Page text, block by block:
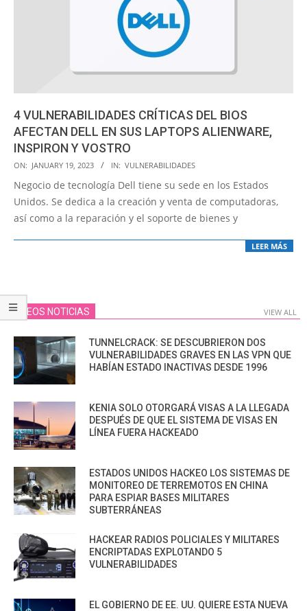
4 VULNERABILIDADES CRÍTICAS DEL BIOS
AFECTAN DELL EN SUS LAPTOPS ALIENWARE,
INSPIRON Y VOSTRO
2023-
01-
19
ON: JANUARY 19, 2023 IN: VULNERABILIDADES
Negocio de tecnología Dell tiene su sede en los Estados
Unidos. Se dedica a la creación y venta de computadoras,
así como a la reparación y el soporte de bienes y
LEER MÁS
VIDEOS NOTICIAS VIEW ALL
TUNNELCRACK: SE DESCUBRIERON DOS
VULNERABILIDADES GRAVES EN LAS VPN QUE
HABÍAN ESTADO INACTIVAS DESDE 1996
KENIA SOLO OTORGARÁ VISAS A LA LLEGADA
DESPUÉS DE QUE EL SISTEMA DE VISAS EN
LÍNEA FUERA HACKEADO
ESTADOS UNIDOS HACKEO LOS SISTEMAS DE
MONITOREO DE TERREMOTOS EN CHINA
PARA ESPIAR BASES MILITARES
SUBTERRÁNEAS
HACKEAR RADIOS POLICIALES Y MILITARES
ENCRIPTADAS EXPLOTANDO 5
VULNERABILIDADES
EL GOBIERNO DE EE. UU. QUIERE ESTA NUEVA